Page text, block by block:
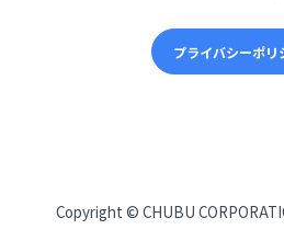
プライバシーポリ
CHUBUについて
Copyright © CHUBU